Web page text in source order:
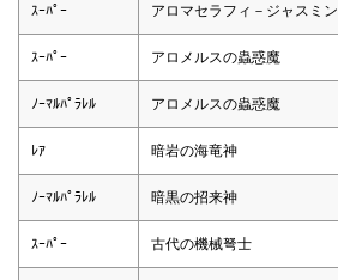
ｽｰﾊﾟｰ アロマセラフィ－ジャスミン
ｽｰﾊﾟｰ アロメルスの蟲惑魔
ﾉｰﾏﾙﾊﾟﾗﾚﾙ アロメルスの蟲惑魔
ﾚｱ 暗岩の海竜神
ﾉｰﾏﾙﾊﾟﾗﾚﾙ 暗黒の招来神
ｽｰﾊﾟｰ 古代の機械弩士